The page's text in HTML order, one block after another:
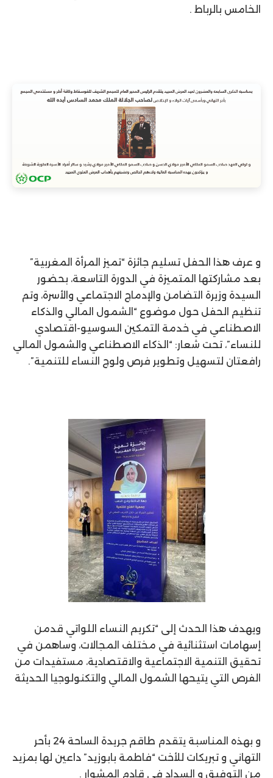
الخامس بالرباط .
و عرف هذا الحفل تسليم جائزة “تميز المرأة المغربية”
بعد مشاركتها المتميزة في الدورة التاسعة، بحضور
السيدة وزيرة التضامن والإدماج الاجتماعي والأسرة، وتم
تنظيم الحفل حول موضوع “الشمول المالي والذكاء
الاصطناعي في خدمة التمكين السوسيو-اقتصادي
للنساء”، تحت شعار: “الذكاء الاصطناعي والشمول المالي
رافعتان لتسهيل وتطوير فرص ولوج النساء للتنمية”.
ويهدف هذا الحدث إلى “تكريم النساء اللواتي قدمن
إسهامات استثنائية في مختلف المجالات، وساهمن في
تحقيق التنمية الاجتماعية والاقتصادية، مستفيدات من
الفرص التي يتيحها الشمول المالي والتكنولوجيا الحديثة
و بهذه المناسبة يتقدم طاقم جريدة الساحة 24 بأحر
التهاني و تبريكات للأخت “فاطمة بابوزيد” داعين لها بمزيد
من التوفيق و السداد في قادم المشوار .